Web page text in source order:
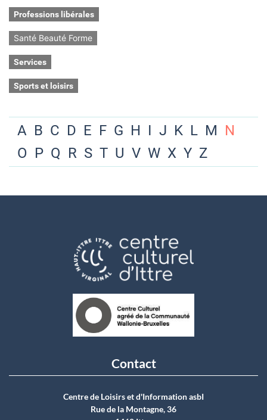
Professions libérales
Santé Beauté Forme
Services
Sports et loisirs
A B C D E F G H I J K L M N
O P Q R S T U V W X Y Z
Contact
Centre de Loisirs et d'Information asbI
Rue de la Montagne, 36